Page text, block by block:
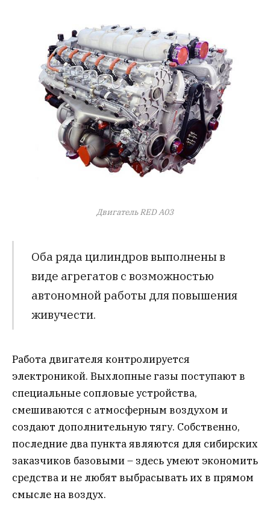
Двигатель RED A03
Оба ряда цилиндров выполнены в
виде агрегатов с возможностью
автономной работы для повышения
живучести.
Работа двигателя контролируется
электроникой. Выхлопные газы поступают в
специальные сопловые устройства,
смешиваются с атмосферным воздухом и
создают дополнительную тягу. Собственно,
последние два пункта являются для сибирских
заказчиков базовыми – здесь умеют экономить
средства и не любят выбрасывать их в прямом
смысле на воздух.